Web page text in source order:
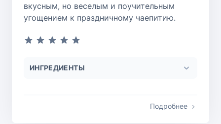
вкусным, но веселым и поучительным
угощением к праздничному чаепитию.
ИНГРЕДИЕНТЫ
Подробнее